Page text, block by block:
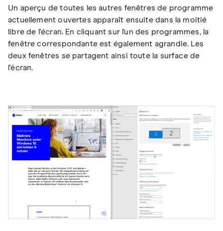
Un aperçu de toutes les autres fenêtres de programme
actuellement ouvertes apparaît ensuite dans la moitié
libre de l'écran. En cliquant sur l'un des programmes, la
fenêtre correspondante est également agrandie. Les
deux fenêtres se partagent ainsi toute la surface de
l'écran.